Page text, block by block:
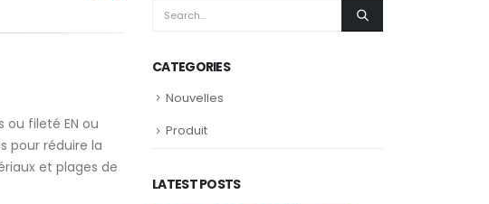
fileté EN ou
pour réduire la
et plages de
CATEGORIES
Nouvelles
Produit
LATEST POSTS